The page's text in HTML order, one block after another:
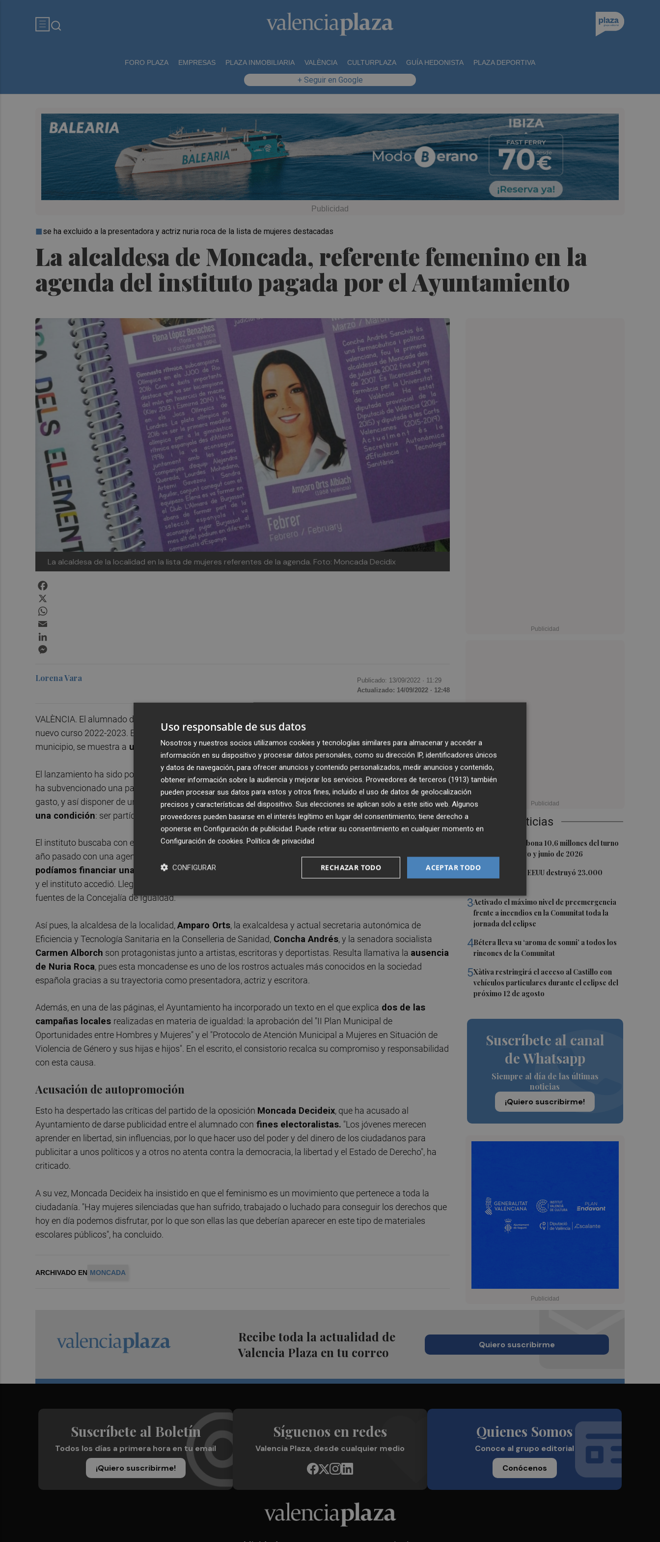
FORO PLAZA EMPRESAS PLAZA INMOBILIARIA VALÈNCIA CULTURPLAZA GUÍA HEDONISTA PLAZA DEPORTIVA
+ Seguir en Google
La alcaldesa de Moncada, referente femenino en la
agenda del instituto pagada por el Ayuntamiento
se ha excluido a la presentadora y actriz nuria roca de la lista de mujeres destacadas
La alcaldesa de la localidad en la lista de mujeres referentes de la agenda. Foto: Moncada Decidix
Últimas Noticias
La Generalitat abona 10,6 millones del turno
de oficio de mayo y junio de 2026
2La economía de EEUU destruyó 23.000
3Activado el máximo nivel de preemergencia
frente a incendios en la Comunitat toda la
jornada del eclipse
4Bétera lleva su ‘aroma de somni’ a todos los
rincones de la Comunitat
5Xàtiva restringirá el acceso al Castillo con
vehículos particulares durante el eclipse del
próximo 12 de agosto
Suscríbete al canal
de Whatsapp
Siempre al día de las últimas
noticias
¡Quiero suscribirme!
Lorena Vara Publicado: 13/09/2022 · 11:29
Actualizado: 14/09/2022 · 12:48
VALÈNCIA. El alumnado del
nuevo curso 2022-2023. En ella, se destaca a “las grandes mujeres de la historia” que han dejado huella en el
municipio, se muestra a un total de 12 referentesy se comparte su trayectoria profesional.
El lanzamiento ha sido posible gracias a la aportación económica del Ayuntamiento de Moncada
ha subvencionado una parte de la cuantía total después de que el instituto pidiese ayuda para sufragar el
gasto, y así disponer de un ejemplar para cada miembro de la comunidad. Eso sí,la ayuda ha ido ligada a
una condición: ser partícipes del contenido.
El instituto buscaba con esta iniciativa seguir los pasos de la comunidad vecina de Burjassot, que contó el
año pasado con una agenda que daba visibilidad a mujeres olvidadas en la historia. “Les dijimos que
podíamos financiar una parte con la contrapartida de incluir ciertas mujeresrelevantes de Moncada
y el instituto accedió. Llegamos al acuerdo de poder poner a cuatro o cinco personalidades”, explican
fuentes de la Concejalía de Igualdad.
Así pues, la alcaldesa de la localidad,Amparo Orts, la exalcaldesa y actual secretaria autonómica de
Eficiencia y Tecnología Sanitaria en la Conselleria de Sanidad, Concha Andrés, y la senadora socialista
Carmen Alborch son protagonistas junto a artistas, escritoras y deportistas. Resulta llamativa la ausencia
de Nuria Roca, pues esta moncadense es uno de los rostros actuales más conocidos en la sociedad
española gracias a su trayectoria como presentadora, actriz y escritora.
Además, en una de las páginas, el Ayuntamiento ha incorporado un texto en el que explica dos de las
campañas locales realizadas en materia de igualdad: la aprobación del "II Plan Municipal de
Oportunidades entre Hombres y Mujeres" y el "Protocolo de Atención Municipal a Mujeres en Situación de
Violencia de Género y sus hijas e hijos". En el escrito, el consistorio recalca su compromiso y responsabilidad
con esta causa.
Acusación de autopromoción
Esto ha despertado las críticas del partido de la oposición Moncada Decideix, que ha acusado al
Ayuntamiento de darse publicidad entre el alumnado con fines electoralistas. "Los jóvenes merecen
aprender en libertad, sin influencias, por lo que hacer uso del poder y del dinero de los ciudadanos para
publicitar a unos políticos y a otros no atenta contra la democracia, la libertad y el Estado de Derecho", ha
criticado.
A su vez, Moncada Decideix ha insistido en que el feminismo es un movimiento que pertenece a toda la
ciudadanía. "Hay mujeres silenciadas que han sufrido, trabajado o luchado para conseguir los derechos que
hoy en día podemos disfrutar, por lo que son ellas las que deberían aparecer en este tipo de materiales
escolares públicos", ha concluido.
ARCHIVADO EN MONCADA
Recibe toda la actualidad de
Valencia Plaza en tu correo
Quiero suscribirme
Suscríbete al Boletín
Todos los días a primera hora en tu email
¡Quiero suscribirme!
Síguenos en redes
Valencia Plaza, desde cualquier medio
Quienes Somos
Conoce al grupo editorial
Conócenos
Uso responsable de sus datos
Nosotros y nuestros socios utilizamos cookies y tecnologías similares para almacenar y acceder a
información en su dispositivo y procesar datos personales, como su dirección IP, identificadores únicos
y datos de navegación, para ofrecer anuncios y contenido personalizados, medir anuncios y contenido,
obtener información sobre la audiencia y mejorar los servicios. Proveedores de terceros (1913) también
pueden procesar sus datos para estos y otros fines, incluido el uso de datos de geolocalización
precisos y características del dispositivo. Sus elecciones se aplican solo a este sitio web. Algunos
proveedores pueden basarse en el interés legítimo en lugar del consentimiento; tiene derecho a
oponerse en Configuración de publicidad. Puede retirar su consentimiento en cualquier momento en
Configuración de cookies. Política de privacidad
ACEPTAR TODO
RECHAZAR TODO
CONFIGURAR